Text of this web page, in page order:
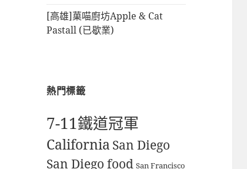
[高雄]菓喵廚坊Apple & Cat
Pastall (已歇業)
熱門標籤
7-11鐵道冠軍
California San Diego
San Diego food San Francisco